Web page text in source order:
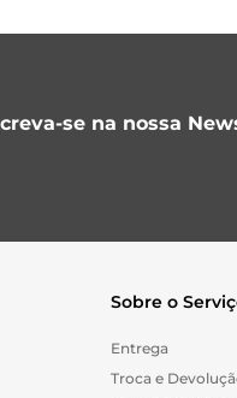
se na nossa
Sobre o
Entrega
Troca e